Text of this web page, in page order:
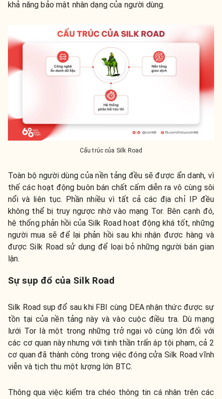
khả năng bảo mật nhân dạng của người dùng.
Cấu trúc của Silk Road
Toàn bộ người dùng của nền tảng đều sẽ được ẩn danh, vì
thế các hoạt động buôn bán chất cấm diễn ra vô cùng sôi
nổi và liên tục. Phần nhiều vì tất cả các địa chỉ IP đều
không thể bị truy ngược nhờ vào mạng Tor. Bên cạnh đó,
hệ thống phản hồi của Silk Road hoạt động khá tốt, những
người mua sẽ để lại phản hồi sau khi nhận được hàng và
được Silk Road sử dụng để loại bỏ những người bán gian
lận.
Sự sụp đổ của Silk Road
Silk Road sụp đổ sau khi FBI cùng DEA nhận thức được sự
tồn tại của nền tảng này và vào cuộc điều tra. Dù mạng
lưới Tor là một trong những trở ngại vô cùng lớn đối với
các cơ quan này nhưng với tinh thần trấn áp tội phạm, cả 2
cơ quan đã thành công trong việc đóng cửa Silk Road vĩnh
viễn và tịch thu một lượng lớn BTC.
Thông qua việc kiểm tra chéo thông tin cá nhân trên các